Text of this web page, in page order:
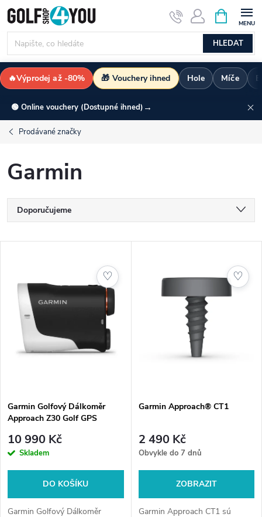
Přejít
na
obsah
HLEDAT
NÁKUPNÍ
KOŠÍK
🔥Výprodej až -80% 🎁 Vouchery ihned Hole Míče
🟢 Online vouchery (Dostupné ihned) →
Prodávané značky
Garmin
Ř
a
e
r
o
d
u
Doporučujeme
Abecedně
ý
p
p
r
o
Garmin Golfový Dálkoměr
Approach Z30 Golf GPS
10 990 Kč
Skladem
DO KOŠÍKU
Garmin Golfový Dálkoměr
♡
Garmin Approach® CT1
2 490 Kč
Obvykle do 7 dnů
ZOBRAZIT
Garmin Approach CT1 sú
♡